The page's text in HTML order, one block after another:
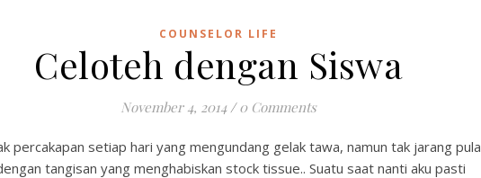
COUNSELOR LIFE
Celoteh dengan Siswa
November 4, 2014 / 0 Comments
percakapan setiap hari yang mengundang gelak tawa, namun tak jarang pula
tangisan yang menghabiskan stock tissue.. Suatu saat nanti aku pasti